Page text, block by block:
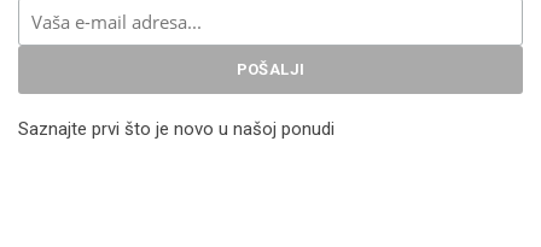
Saznajte prvi što je novo u našoj ponudi